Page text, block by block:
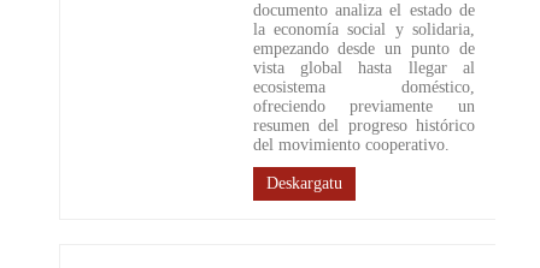
documento analiza el estado de
la economía social y solidaria,
empezando desde un punto de
vista global hasta llegar al
ecosistema doméstico,
ofreciendo previamente un
resumen del progreso histórico
del movimiento cooperativo.
Deskargatu